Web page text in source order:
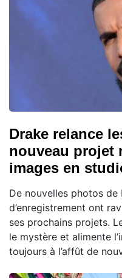
Drake relance
nouveau projet
images en
De nouvelles photos de
d’enregistrement ont
ses prochains projets.
le mystère et alimente
toujours à l’affût de